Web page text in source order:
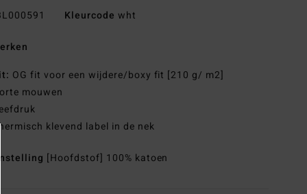
Kleurcode wht
OG fit voor een wijdere/boxy fit [210 g/ m2]
mouwen
klevend label in de nek
[Hoofdstof] 100% katoen